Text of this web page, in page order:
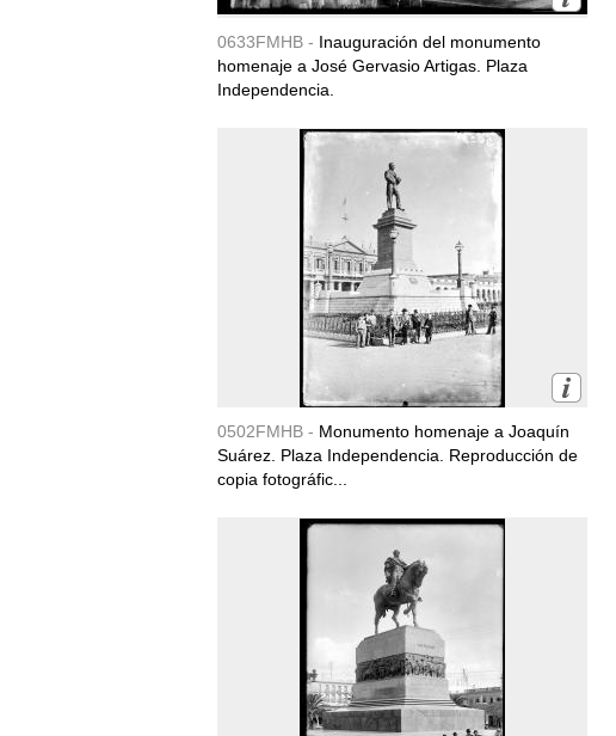
0633FMHB - Inauguración del monumento
homenaje a José Gervasio Artigas. Plaza
Independencia.
0502FMHB - Monumento homenaje a Joaquín
Suárez. Plaza Independencia. Reproducción de
copia fotográfic...